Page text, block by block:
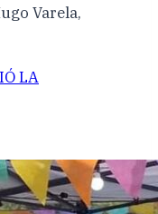
Varela,
LA